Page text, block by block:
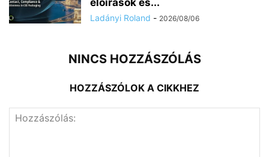
Ladányi Roland - 2026/08/06
NINCS HOZZÁSZÓLÁS
HOZZÁSZÓLOK A CIKKHEZ